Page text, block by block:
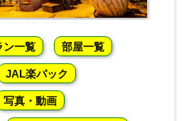
ン一覧 部屋一覧
JAL楽パック
写真・動画